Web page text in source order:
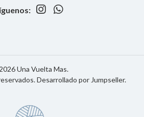
Una Vuelta Mas.
Desarrollado por Jumpseller.